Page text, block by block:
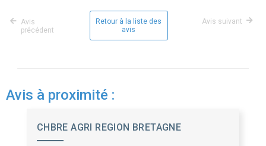
Avis
précédent
Retour à la liste des
avis
Avis suivant
Avis à proximité :
CHBRE AGRI REGION BRETAGNE